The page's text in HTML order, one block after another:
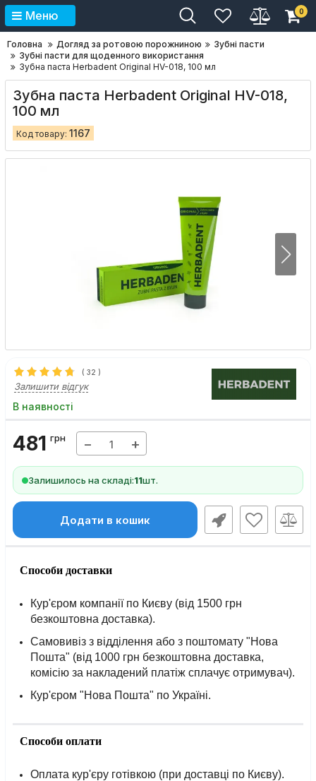
Меню 0
Головна Догляд за ротовою порожниною
Зубні пасти
Зубні пасти для щоденного використання
Зубна паста Herbadent Original HV-018, 100 мл
Зубна паста Herbadent Original HV-018,
100 мл
Код товару: 1167
( 32 )
Залишити відгук
В наявності
481 грн − +
Залишилось на складі:11шт.
Додати в кошик
Способи доставки
Кур'єром компанії по Києву (від 1500 грн
безкоштовна доставка).
Самовивіз з відділення або з поштомату "Нова
Пошта" (від 1000 грн безкоштовна доставка,
комісію за накладений платіж сплачує отримувач).
Кур'єром "Нова Пошта" по Україні.
Способи оплати
Оплата кур'єру готівкою (при доставці по Києву).